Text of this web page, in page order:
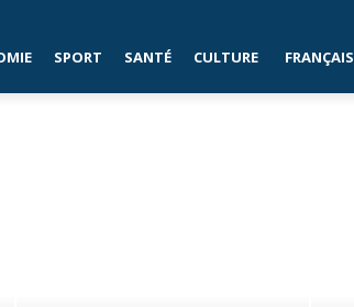
SPORT SANTÉ CULTURE FRANÇAIS